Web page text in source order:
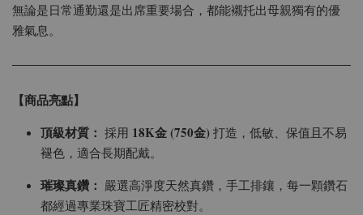
無論是日常通勤還是出席重要場合，都能襯托出母親獨有的優
雅氣息。
【商品亮點】
頂級材質： 採用 18K金 (750金) 打造，低敏、保值且不易
褪色，適合長期配戴。
璀璨真鑽： 嚴選高淨度天然真鑽，手工排鑲，每一顆鑽石
都經過專業珠寶工匠精密校對。